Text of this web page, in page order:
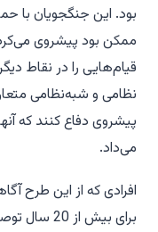
بود. این جنگجویان با
ممکن بود پیشروی
قیام‌هایی را در نقاط
نظامی و شبه‌نظامی
پیشروی دفاع کنند که
می‌داد.
افرادی که از این طرح
برای بیش